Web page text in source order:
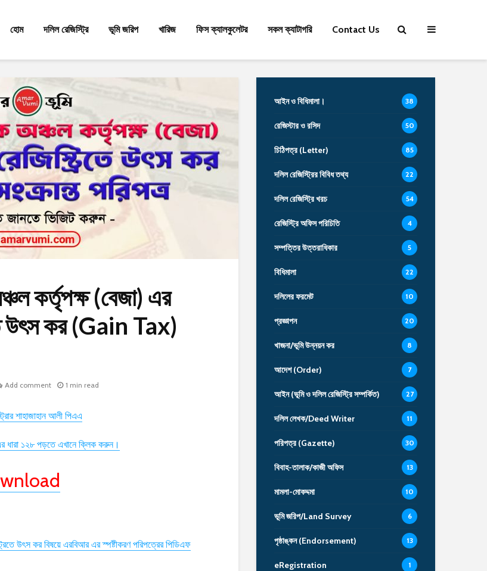
হোম দলিল রেজিস্ট্রি ভূমি জরিপ খারিজ ফিস ক্যালকুলেটর সকল ক্যাটাগরি Contact Us
কর্তৃপক্ষ (বেজা) এর
উৎস কর (Gain Tax)
Add comment 1 min read
শাহাজাহান আলী পিএএ
১২৮ পড়তে এখানে ক্লিক করুন।
উৎস কর বিষয়ে এরবিআর এর স্পষ্টীকরণ পরিপত্রের পিডিএফ
আইন ও বিধিমালা। 38
রেজিস্টার ও রসিদ 50
চিঠিপত্র (Letter) 85
দলিল রেজিস্ট্রির বিবিধ তথ্য 22
দলিল রেজিস্ট্রি খরচ 54
রেজিস্ট্রি অফিস পরিচিতি 4
সম্পত্তির উত্তরাধিকার 5
বিধিমালা 22
দলিলের ফরমেট 10
প্রজ্ঞাপন 20
খাজনা/ভূমি উন্নয়ন কর 8
আদেশ (Order) 7
আইন (ভূমি ও দলিল রেজিস্ট্রি সম্পর্কিত) 27
দলিল লেখক/Deed Writer 11
পরিপত্র (Gazette) 30
বিবাহ-তালাক/কাজী অফিস 13
মামলা-মোকদ্দমা 10
ভূমি জরিপ/Land Survey 6
পৃষ্ঠাঙ্কন (Endorsement) 13
eRegistration 1